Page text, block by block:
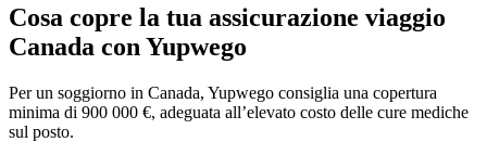
Cosa copre la tua assicurazione viaggio
Canada con Yupwego
Per un soggiorno in Canada, Yupwego consiglia una copertura
minima di 900 000 €, adeguata all’elevato costo delle cure mediche
sul posto.